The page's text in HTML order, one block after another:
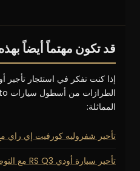
قد تكون مهتماً أيضاً
إذا كنت تفكر في استئجار تأجير
المماثلة:
تأجير شفروليه كورفيت إي راي
تأجير سيارة أودي RS Q3 مع التوصيل في أوروبا